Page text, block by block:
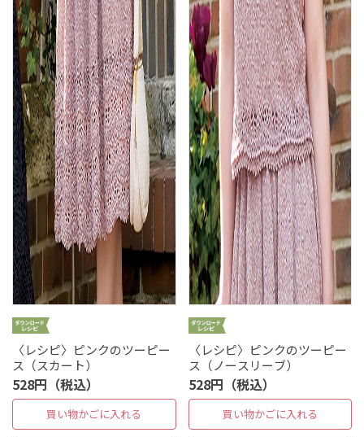
〈レシピ〉ピンクのツーピー
ス（スカート）
528円（税込）
買い物かごに入れる
〈レシピ〉ピンクのツーピー
ス（ノースリーブ）
528円（税込）
買い物かごに入れる